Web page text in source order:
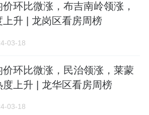
售。
㎡ ；
价约24000元/㎡。
牌出让的宅地还是在去年12
由恒亿集团竞得，成交楼面
环比微涨，布吉南岭领涨，
升 | 龙岗区看房周榜
03-18
环比微涨，民治领涨，莱蒙
上升 | 龙华区看房周榜
03-18